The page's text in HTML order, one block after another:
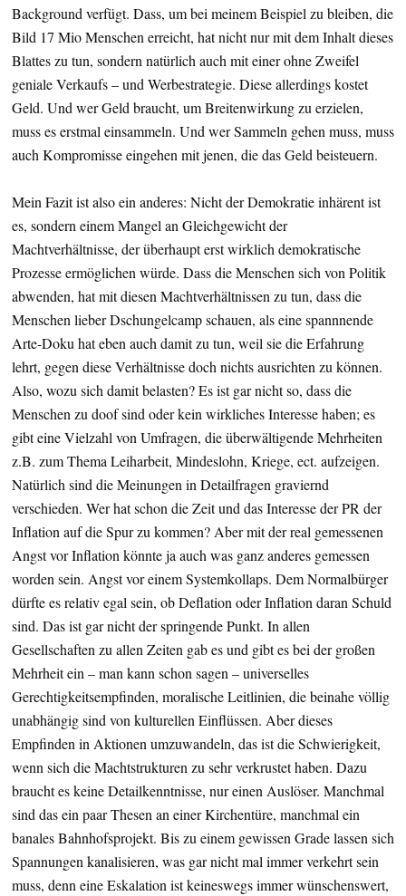
Background verfügt. Dass, um bei meinem Beispiel zu bleiben, die
Bild 17 Mio Menschen erreicht, hat nicht nur mit dem Inhalt dieses
Blattes zu tun, sondern natürlich auch mit einer ohne Zweifel
geniale Verkaufs – und Werbestrategie. Diese allerdings kostet
Geld. Und wer Geld braucht, um Breitenwirkung zu erzielen,
muss es erstmal einsammeln. Und wer Sammeln gehen muss, muss
auch Kompromisse eingehen mit jenen, die das Geld beisteuern.
Mein Fazit ist also ein anderes: Nicht der Demokratie inhärent ist
es, sondern einem Mangel an Gleichgewicht der
Machtverhältnisse, der überhaupt erst wirklich demokratische
Prozesse ermöglichen würde. Dass die Menschen sich von Politik
abwenden, hat mit diesen Machtverhältnissen zu tun, dass die
Menschen lieber Dschungelcamp schauen, als eine spannnende
Arte-Doku hat eben auch damit zu tun, weil sie die Erfahrung
lehrt, gegen diese Verhältnisse doch nichts ausrichten zu können.
Also, wozu sich damit belasten? Es ist gar nicht so, dass die
Menschen zu doof sind oder kein wirkliches Interesse haben; es
gibt eine Vielzahl von Umfragen, die überwältigende Mehrheiten
z.B. zum Thema Leiharbeit, Mindeslohn, Kriege, ect. aufzeigen.
Natürlich sind die Meinungen in Detailfragen graviernd
verschieden. Wer hat schon die Zeit und das Interesse der PR der
Inflation auf die Spur zu kommen? Aber mit der real gemessenen
Angst vor Inflation könnte ja auch was ganz anderes gemessen
worden sein. Angst vor einem Systemkollaps. Dem Normalbürger
dürfte es relativ egal sein, ob Deflation oder Inflation daran Schuld
sind. Das ist gar nicht der springende Punkt. In allen
Gesellschaften zu allen Zeiten gab es und gibt es bei der großen
Mehrheit ein – man kann schon sagen – universelles
Gerechtigkeitsempfinden, moralische Leitlinien, die beinahe völlig
unabhängig sind von kulturellen Einflüssen. Aber dieses
Empfinden in Aktionen umzuwandeln, das ist die Schwierigkeit,
wenn sich die Machtstrukturen zu sehr verkrustet haben. Dazu
braucht es keine Detailkenntnisse, nur einen Auslöser. Manchmal
sind das ein paar Thesen an einer Kirchentüre, manchmal ein
banales Bahnhofsprojekt. Bis zu einem gewissen Grade lassen sich
Spannungen kanalisieren, was gar nicht mal immer verkehrt sein
muss, denn eine Eskalation ist keineswegs immer wünschenswert,